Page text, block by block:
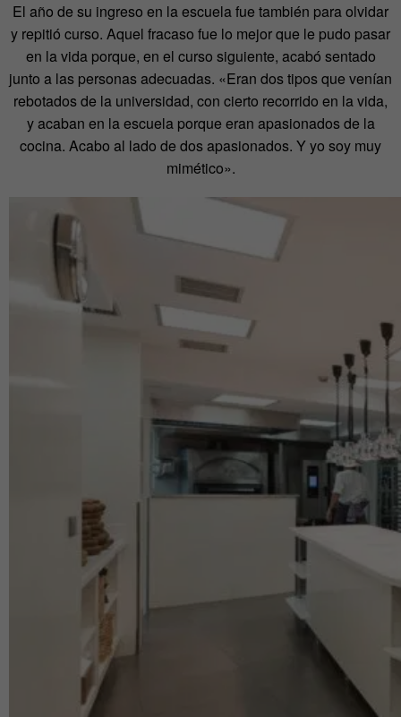
El año de su ingreso en la escuela fue también para olvidar
y repitió curso. Aquel fracaso fue lo mejor que le pudo pasar
en la vida porque, en el curso siguiente, acabó sentado
junto a las personas adecuadas. «Eran dos tipos que venían
rebotados de la universidad, con cierto recorrido en la vida,
y acaban en la escuela porque eran apasionados de la
cocina. Acabo al lado de dos apasionados. Y yo soy muy
mimético».